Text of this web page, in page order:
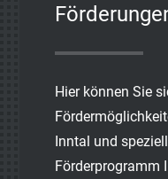
Hier können Sie
Inntal und
Förderprogramm